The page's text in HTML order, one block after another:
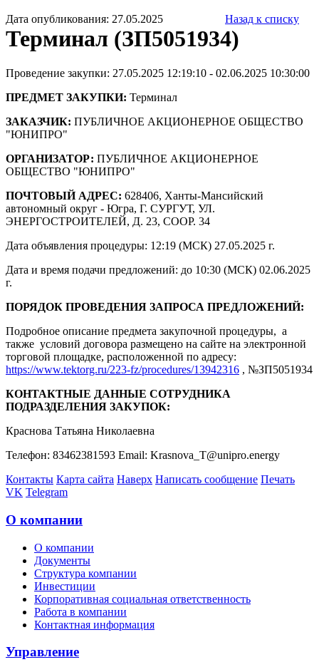
Дата опубликования: 27.05.2025 Назад к списку
Терминал (ЗП5051934)
Проведение закупки: 27.05.2025 12:19:10 - 02.06.2025 10:30:00
ПРЕДМЕТ ЗАКУПКИ: Терминал
ЗАКАЗЧИК: ПУБЛИЧНОЕ АКЦИОНЕРНОЕ ОБЩЕСТВО
"ЮНИПРО"
ОРГАНИЗАТОР: ПУБЛИЧНОЕ АКЦИОНЕРНОЕ
ОБЩЕСТВО "ЮНИПРО"
ПОЧТОВЫЙ АДРЕС: 628406, Ханты-Мансийский
автономный округ - Югра, Г. СУРГУТ, УЛ.
ЭНЕРГОСТРОИТЕЛЕЙ, Д. 23, СООР. 34
Дата объявления процедуры: 12:19 (МСК) 27.05.2025 г.
Дата и время подачи предложений: до 10:30 (МСК) 02.06.2025
г.
ПОРЯДОК ПРОВЕДЕНИЯ ЗАПРОСА ПРЕДЛОЖЕНИЙ:
Подробное описание предмета закупочной процедуры, а
также условий договора размещено на сайте на электронной
торговой площадке, расположенной по адресу:
https://www.tektorg.ru/223-fz/procedures/13942316 , №ЗП5051934
КОНТАКТНЫЕ ДАННЫЕ СОТРУДНИКА
ПОДРАЗДЕЛЕНИЯ ЗАКУПОК:
Краснова Татьяна Николаевна
Телефон: 83462381593 Email: Krasnova_T@unipro.energy
Контакты Карта сайта Наверх Написать сообщение Печать
VK Telegram
О компании
О компании
Документы
Структура компании
Инвестиции
Корпоративная социальная ответственность
Работа в компании
Контактная информация
Управление